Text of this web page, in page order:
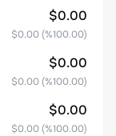
$0.00
$0.00 (%100.00)
$0.00
$0.00 (%100.00)
$0.00
$0.00 (%100.00)